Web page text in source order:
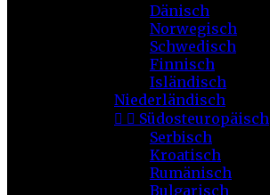
Dänisch
Norwegisch
Schwedisch
Finnisch
Isländisch
Niederländisch
  Südosteuropäisch
Serbisch
Kroatisch
Rumänisch
Bulgarisch